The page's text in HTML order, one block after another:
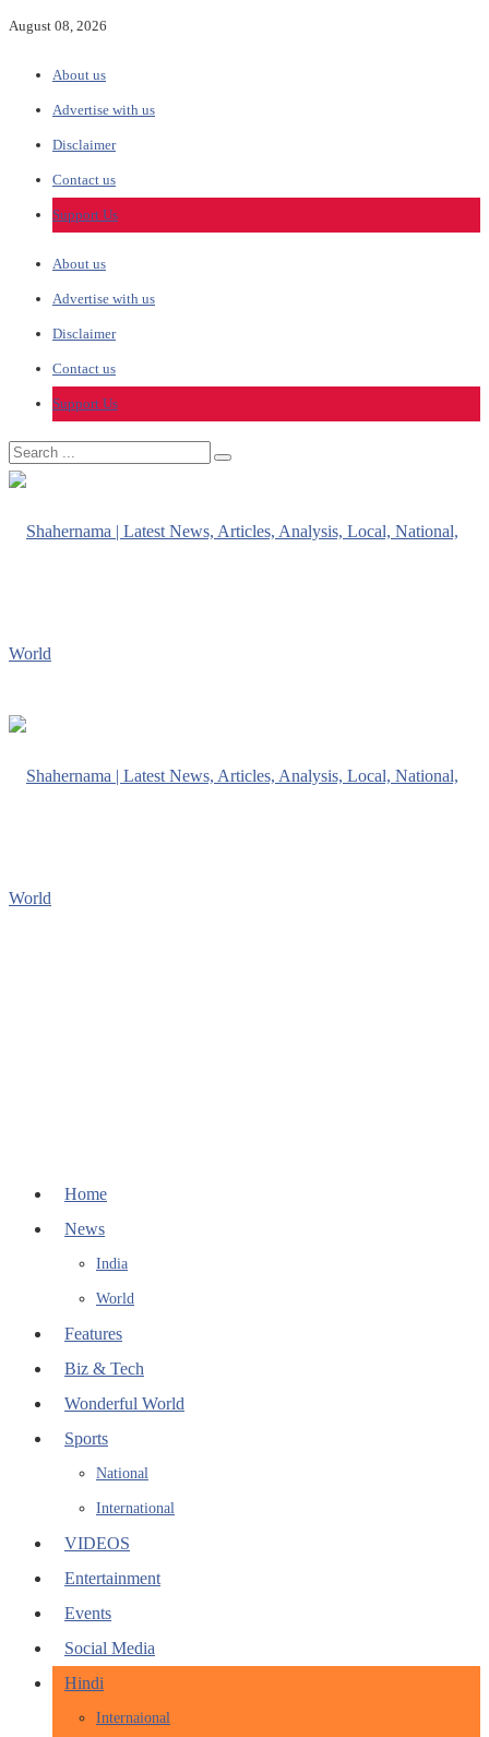
August 08, 2026
About us
Advertise with us
Disclaimer
Contact us
Support Us
About us
Advertise with us
Disclaimer
Contact us
Support Us
Home
News
India
World
Features
Biz & Tech
Wonderful World
Sports
National
International
VIDEOS
Entertainment
Events
Social Media
Hindi
Internaional